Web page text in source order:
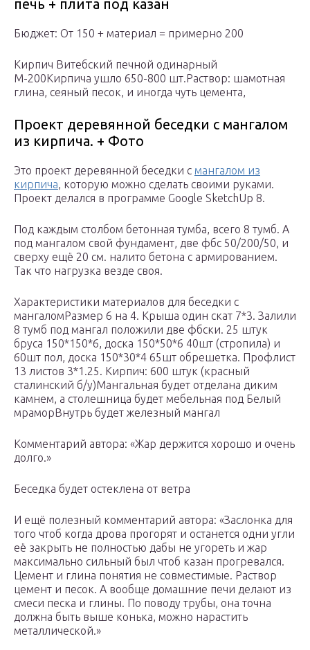
печь + плита под казан
Бюджет: От 150 + материал = примерно 200
Кирпич Витебский печной одинарный
М-200Кирпича ушло 650-800 шт.Раствор: шамотная
глина, сеяный песок, и иногда чуть цемента,
Проект деревянной беседки с мангалом
из кирпича. + Фото
Это проект деревянной беседки с мангалом из
кирпича, которую можно сделать своими руками.
Проект делался в программе Google SketchUp 8.
Под каждым столбом бетонная тумба, всего 8 тумб. А
под мангалом свой фундамент, две фбс 50/200/50, и
сверху ещё 20 см. налито бетона с армированием.
Так что нагрузка везде своя.
Характеристики материалов для беседки с
мангаломРазмер 6 на 4. Крыша один скат 7*3. Залили
8 тумб под мангал положили две фбски. 25 штук
бруса 150*150*6, доска 150*50*6 40шт (стропила) и
60шт пол, доска 150*30*4 65шт обрешетка. Профлист
13 листов 3*1.25. Кирпич: 600 штук (красный
сталинский б/у)Мангальная будет отделана диким
камнем, а столешница будет мебельная под Белый
мраморВнутрь будет железный мангал
Комментарий автора: «Жар держится хорошо и очень
долго.»
Беседка будет остеклена от ветра
И ещё полезный комментарий автора: «Заслонка для
того чтоб когда дрова прогорят и останется одни угли
её закрыть не полностью дабы не угореть и жар
максимально сильный был чтоб казан прогревался.
Цемент и глина понятия не совместимые. Раствор
цемент и песок. А вообще домашние печи делают из
смеси песка и глины. По поводу трубы, она точна
должна быть выше конька, можно нарастить
металлической.»